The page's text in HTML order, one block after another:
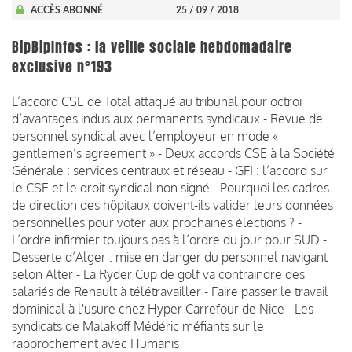
ACCÈS ABONNÉ 25 / 09 / 2018
BipBipInfos : la veille sociale hebdomadaire
exclusive n°193
L’accord CSE de Total attaqué au tribunal pour octroi
d’avantages indus aux permanents syndicaux - Revue de
personnel syndical avec l’employeur en mode «
gentlemen’s agreement » - Deux accords CSE à la Société
Générale : services centraux et réseau - GFI : l’accord sur
le CSE et le droit syndical non signé - Pourquoi les cadres
de direction des hôpitaux doivent-ils valider leurs données
personnelles pour voter aux prochaines élections ? -
L’ordre infirmier toujours pas à l’ordre du jour pour SUD -
Desserte d’Alger : mise en danger du personnel navigant
selon Alter - La Ryder Cup de golf va contraindre des
salariés de Renault à télétravailler - Faire passer le travail
dominical à l'usure chez Hyper Carrefour de Nice - Les
syndicats de Malakoff Médéric méfiants sur le
rapprochement avec Humanis